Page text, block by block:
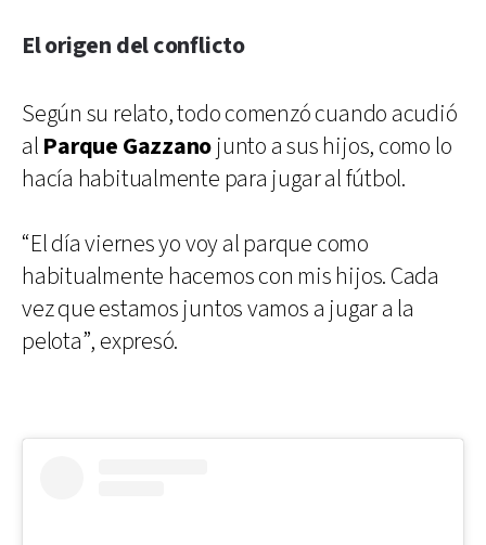
El origen del conflicto
Según su relato, todo comenzó cuando acudió
al Parque Gazzano junto a sus hijos, como lo
hacía habitualmente para jugar al fútbol.
“El día viernes yo voy al parque como
habitualmente hacemos con mis hijos. Cada
vez que estamos juntos vamos a jugar a la
pelota”, expresó.